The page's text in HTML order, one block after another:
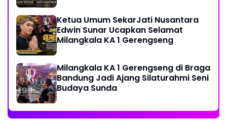
Ketua Umum SekarJati Nusantara
Edwin Sunar Ucapkan Selamat
Milangkala KA 1 Gerengseng
Milangkala KA 1 Gerengseng di Braga
Bandung Jadi Ajang Silaturahmi Seni
Budaya Sunda